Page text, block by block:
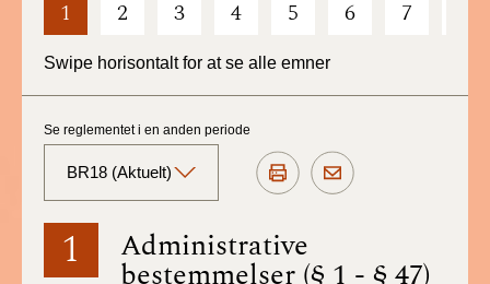
1 2 3 4 5 6 7
Swipe horisontalt for at se alle emner
1 Administrative
bestemmelser (§ 1 - § 47)
Se reglementet i en anden periode
BR18 (Aktuelt)
BR18 (Aktuelt)